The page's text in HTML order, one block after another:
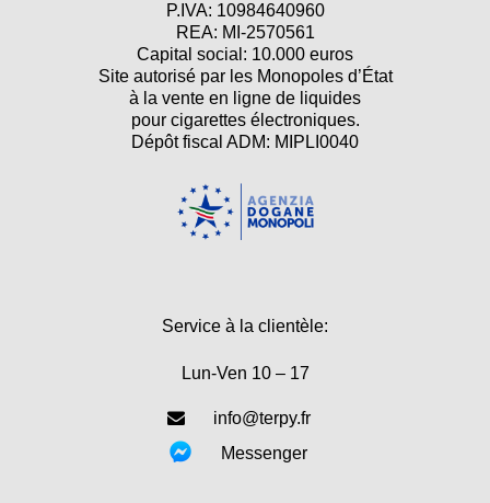
P.IVA: 10984640960
REA: MI-2570561
Capital social: 10.000 euros
Site autorisé par les Monopoles d’État
à la vente en ligne de liquides
pour cigarettes électroniques.
Dépôt fiscal ADM: MIPLI0040
Service à la clientèle:
Lun-Ven 10 – 17
info@terpy.fr
Messenger